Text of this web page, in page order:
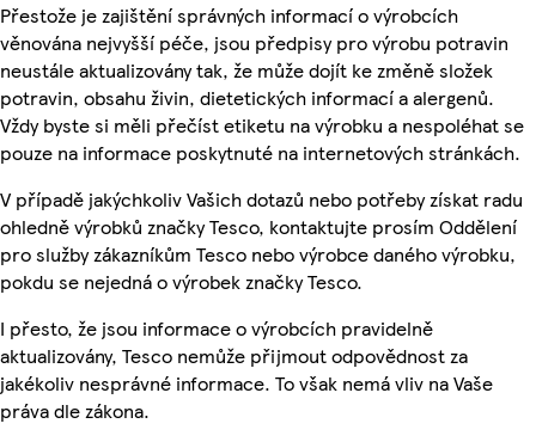
Přestože je zajištění správných informací o výrobcích
věnována nejvyšší péče, jsou předpisy pro výrobu potravin
neustále aktualizovány tak, že může dojít ke změně složek
potravin, obsahu živin, dietetických informací a alergenů.
Vždy byste si měli přečíst etiketu na výrobku a nespoléhat se
pouze na informace poskytnuté na internetových stránkách.
V případě jakýchkoliv Vašich dotazů nebo potřeby získat radu
ohledně výrobků značky Tesco, kontaktujte prosím Oddělení
pro služby zákazníkům Tesco nebo výrobce daného výrobku,
pokdu se nejedná o výrobek značky Tesco.
I přesto, že jsou informace o výrobcích pravidelně
aktualizovány, Tesco nemůže přijmout odpovědnost za
jakékoliv nesprávné informace. To však nemá vliv na Vaše
práva dle zákona.